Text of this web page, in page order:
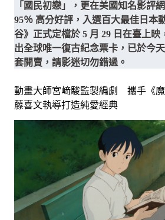
「國民初戀」，更在美國知名影評
95％ 高分好評，入選百大最佳日本
谷》正式定檔於 5 月 29 日在臺上映
出全球唯一復古紀念票卡，已於今
套開賣，請影迷切勿錯過。
動畫大師宮﨑駿監製編劇 攜手《
藤喜文執導打造純愛經典